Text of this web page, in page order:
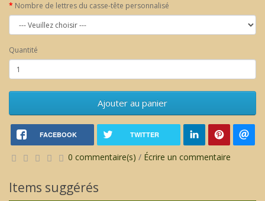
Nombre de lettres du casse-tête personnalisé
Quantité
Ajouter au panier
FACEBOOK TWITTER
0 commentaire(s) / Écrire un commentaire
Items suggérés